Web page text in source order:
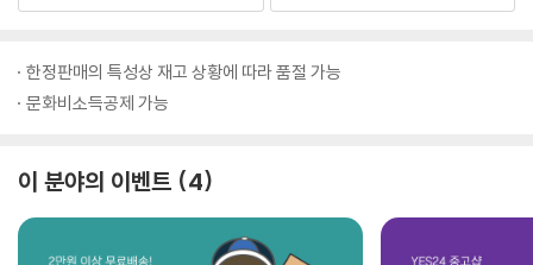
한정판매의 특성상 재고 상황에 따라 품절 가능
문화비소득공제 가능
이 분야의 이벤트 4